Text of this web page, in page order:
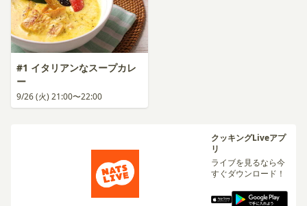
#1 イタリアンなスープカレ
ー
9/26 (火) 21:00〜22:00
クッキングLiveアプ
リ
ライブを見るなら今
すぐダウンロード！